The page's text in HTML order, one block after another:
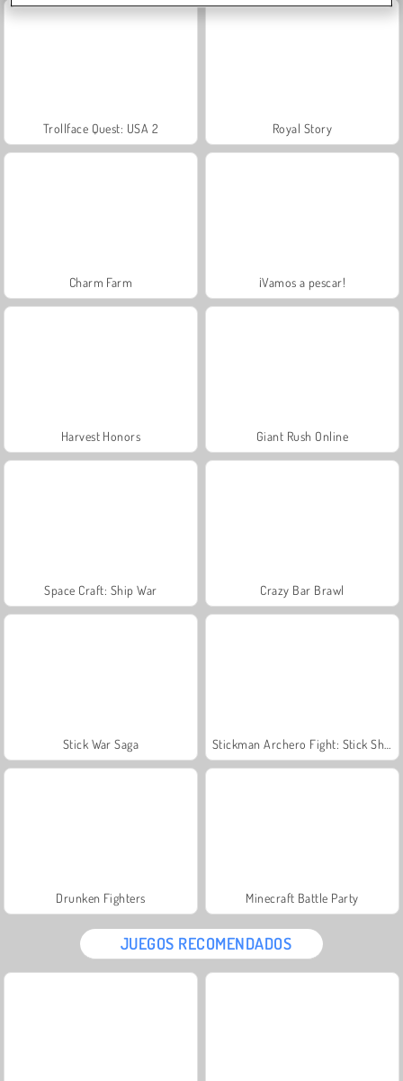
Trollface Quest: USA 2 Royal Story
Charm Farm ¡Vamos a pescar!
Harvest Honors Giant Rush Online
Space Craft: Ship War Crazy Bar Brawl
Stick War Saga
Drunken Fighters Minecraft Battle Party
JUEGOS RECOMENDADOS